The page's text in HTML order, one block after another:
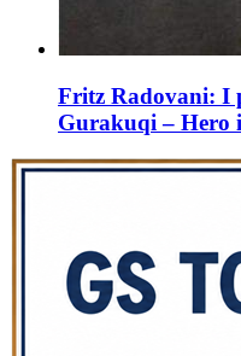
Fritz Radovani: I
Gurakuqi – Hero